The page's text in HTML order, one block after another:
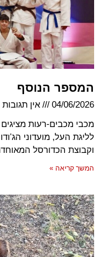
המספר הנוסף
04/06/2026
אין תגובות
מכבי מכבים-רעות
לליגת העל, מועדוני
וקבוצת הכדורסל
המשך קריאה »